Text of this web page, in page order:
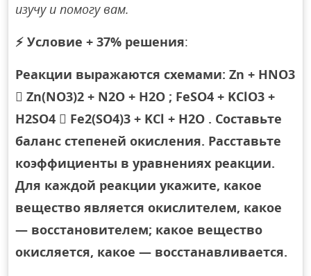
изучу и помогу вам.
⚡ Условие + 37% решения:
Реакции выражаются схемами: Zn + HNO3
 Zn(NO3)2 + N2O + H2O ; FeSO4 + KClO3 +
H2SO4  Fe2(SO4)3 + KCl + H2O . Составьте
баланс степеней окисления. Расставьте
коэффициенты в уравнениях реакции.
Для каждой реакции укажите, какое
вещество является окислителем, какое
— восстановителем; какое вещество
окисляется, какое — восстанавливается.